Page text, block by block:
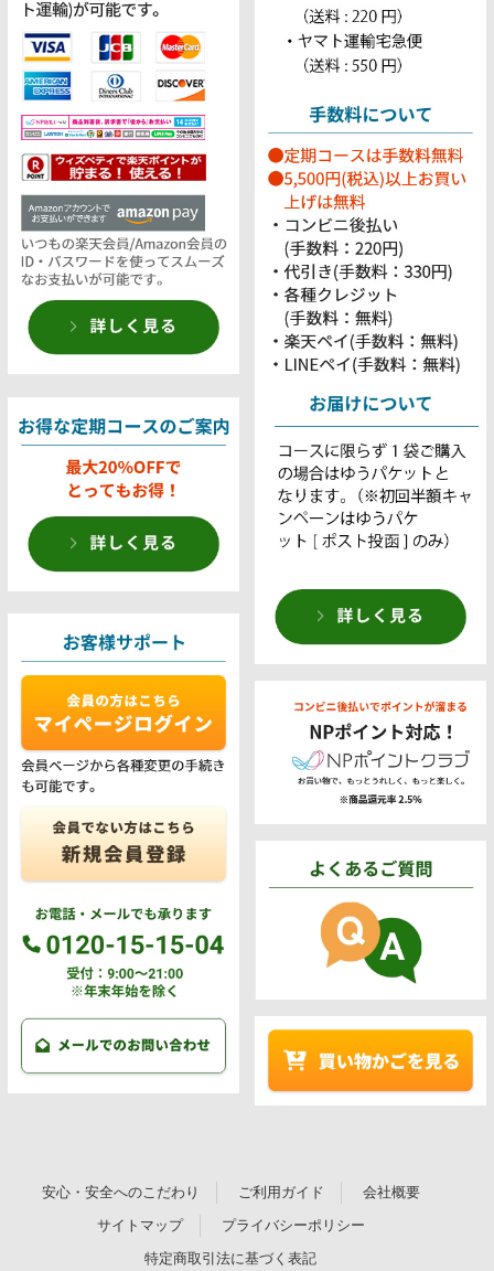
安心・安全へのこだわり ご利用ガイド
会社概要
サイトマップ
プライバシーポリシー
特定商取引法に基づく表記